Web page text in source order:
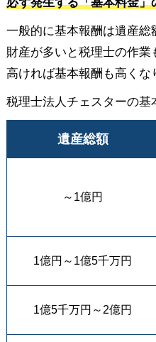
必ず発生する「基本料金」
一般的に基本報酬は遺産
財産が多いと税理士の作
高ければ基本報酬も高くな
税理士法人チェスターの基
遺産総額
～ 1億円
1億円 ～ 1億5千万円
1億5千万円 ～ 2億円